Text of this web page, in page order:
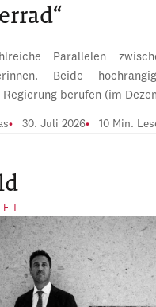
Parallelen
Beide
berufen (im
30. Juli 2026 10 Min.